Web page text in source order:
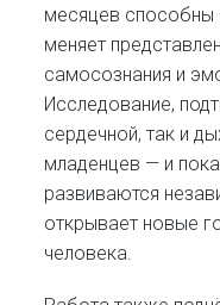
месяцев способны
меняет
самосознания и
Исследование,
сердечной, так и
младенцев — и
развиваются
открывает новые
человека.